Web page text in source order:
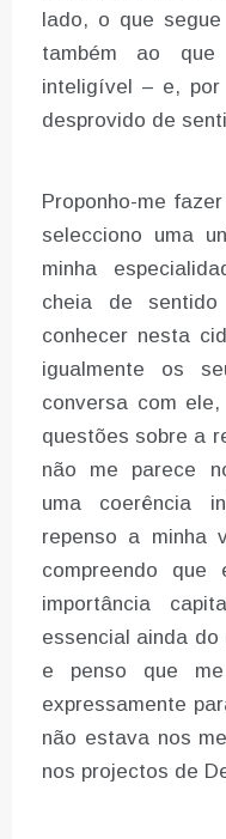
lado, o que
também ao
inteligível – e,
desprovido de
Proponho-me
selecciono uma
minha
cheia de
conhecer nesta
igualmente os
conversa com
questões sobre a
não me parece
uma coerência
repenso a minha
compreendo
importância
essencial ainda
e penso que
expressamente
não estava nos
nos projectos de